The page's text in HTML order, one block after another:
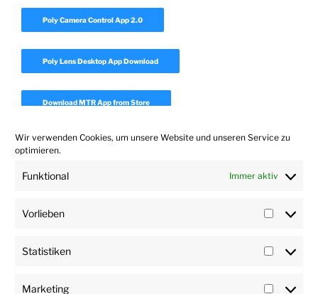
Wir verwenden Cookies, um unsere Website und unseren Service zu
optimieren.
Funktional Immer aktiv
Vorlieben
Statistiken
Marketing
Poly Camera Control App 2.0
Poly Lens Desktop App Download
Download MTR App from Store
Download Realpresence Desktop